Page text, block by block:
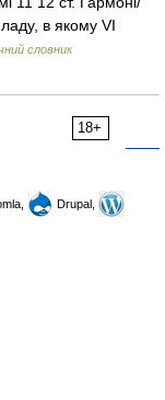
в якому VI
словник
18+
Drupal,